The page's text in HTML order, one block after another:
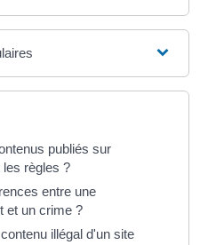
publiés sur
les règles ?
entre une
et un crime ?
illégal d'un site